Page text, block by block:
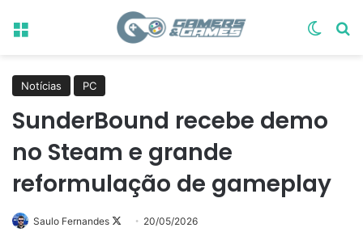
Menu
Notícias PC
SunderBound recebe demo
no Steam e grande
reformulação de gameplay
Saulo Fernandes
Follow20/05/2026